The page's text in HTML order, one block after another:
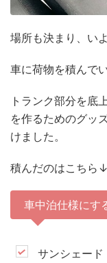
場所も決まり、い
車に荷物を積んで
トランク部分を底
を作るためのグッ
けました。
積んだのはこちら↓
車中泊仕様にす
サンシェード